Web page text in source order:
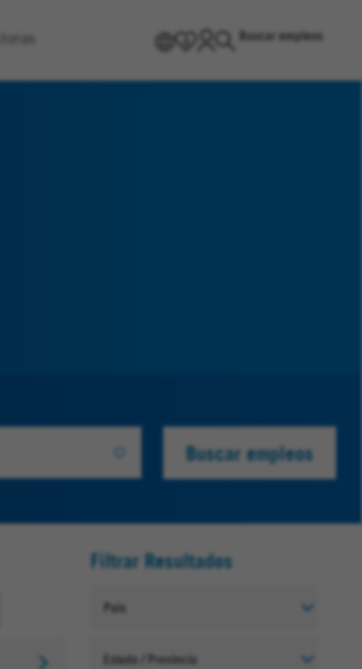
Buscar empleos
Buscar empleos
Filtrar Resultados
País
Estado / Provincia